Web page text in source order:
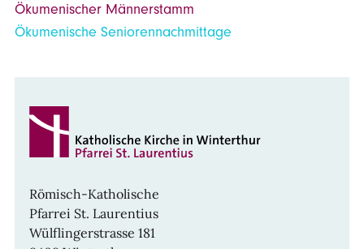
Ökumenischer Männerstamm
Ökumenische Seniorennachmittage
Römisch-Katholische
Pfarrei St. Laurentius
Wülflingerstrasse 181